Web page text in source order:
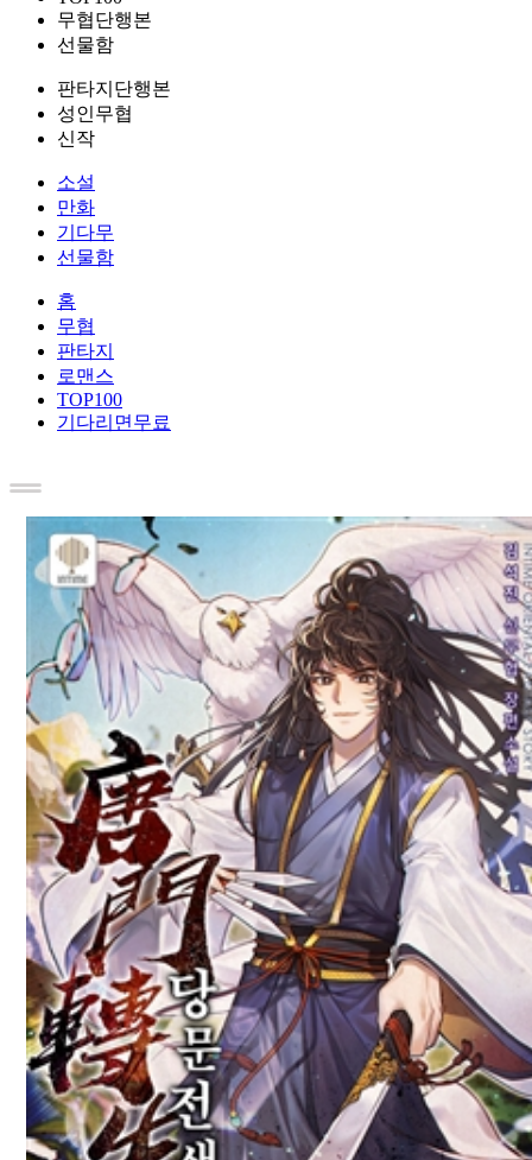
무협단행본
선물함
판타지단행본
성인무협
신작
소설
만화
기다무
선물함
홈
무협
판타지
로맨스
TOP100
기다리면무료